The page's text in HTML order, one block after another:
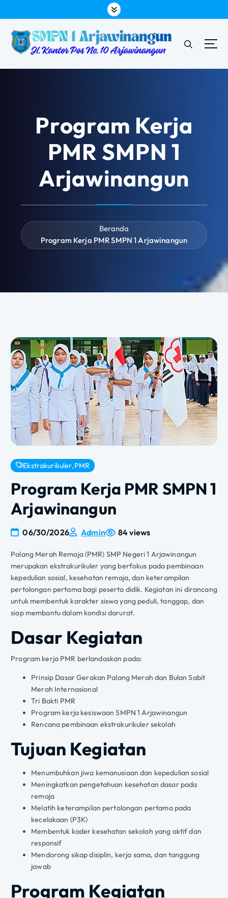
e
Program Kerja
PMR SMPN 1
Arjawinangun
Beranda
Program Kerja PMR SMPN 1 Arjawinangun
Ekstrakurikuler,PMR
Program Kerja PMR SMPN 1
Arjawinangun
06/30/2026 Admin 84 views
Palang Merah Remaja (PMR) SMP Negeri 1 Arjawinangun
merupakan ekstrakurikuler yang berfokus pada pembinaan
kepedulian sosial, kesehatan remaja, dan keterampilan
pertolongan pertama bagi peserta didik. Kegiatan ini dirancang
untuk membentuk karakter siswa yang peduli, tanggap, dan
siap membantu dalam kondisi darurat.
Dasar Kegiatan
Program kerja PMR berlandaskan pada:
Prinsip Dasar Gerakan Palang Merah dan Bulan Sabit
Merah Internasional
Tri Bakti PMR
Program kerja kesiswaan SMPN 1 Arjawinangun
Rencana pembinaan ekstrakurikuler sekolah
Tujuan Kegiatan
Menumbuhkan jiwa kemanusiaan dan kepedulian sosial
Meningkatkan pengetahuan kesehatan dasar pada
remaja
Melatih keterampilan pertolongan pertama pada
kecelakaan (P3K)
Membentuk kader kesehatan sekolah yang aktif dan
responsif
Mendorong sikap disiplin, kerja sama, dan tanggung
jawab
Program Kegiatan